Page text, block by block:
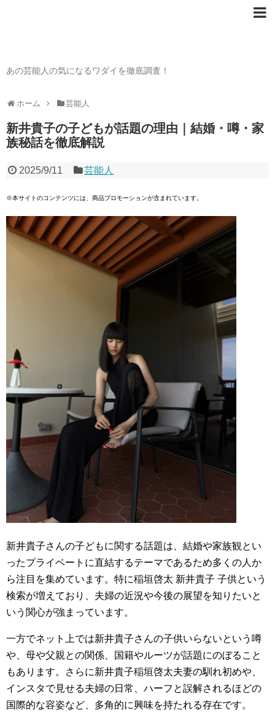
あの芸能人の気になるワダイを徹底調査！
ホーム 芸能人
新井貴子の子どもが話題の理由｜結婚・噂・家
族秘話を徹底解説
2025/9/11 芸能人
※本サイトのコンテンツには、商品プロモーションが含まれています。
新井貴子さんの子どもに関する話題は、結婚や家族観とい
ったプライベートに直結するテーマであるため多くの人か
ら注目を集めています。特に稲垣啓太 新井貴子 子供という
検索が増えており、夫婦の近況や今後の展望を知りたいと
いう関心が強まっています。
一方でネット上では新井貴子さんの子供いらないという噂
や、母や父親との関係、国籍やルーツが話題にのぼること
もあります。さらに新井貴子稲垣啓太夫妻の馴れ初めや、
インスタで見せる夫婦の日常、ハーフと誤解されるほどの
国際的な容姿など、多角的に興味を持たれる存在です。